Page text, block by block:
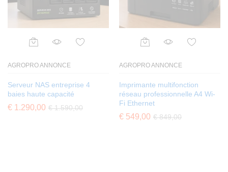
AGROPRO ANNONCE
Serveur NAS entreprise 4
baies haute capacité
€ 1.290,00 €1.590,00
AGROPRO ANNONCE
Imprimante multifonction
réseau professionnelle A4 Wi-
Fi Ethernet
€ 549,00 €849,00